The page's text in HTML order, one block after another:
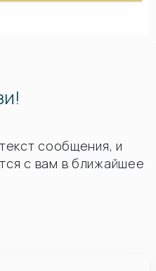
сообщения, и
с вам в ближайшее